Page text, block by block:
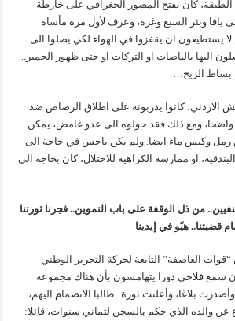
كان يفتح المصور الجغرافي على خارطة
وبئر السبع وغزة، وعرف لأول مرة مأساة
لا يستطيعون ان يقفزوا في الهواء لكي يصلوا الى
اليها بالباصات او التركات او حتى ظهور الحمير..
بساط الريح…
الاردني، كانوا يدربونه على اطلاق الرصاص ضد
واضحا، ومع ذلك فقد حولوه الى عدو غامض، يمكن
وكيس ماء ايضا. ولم يكن باجس في حاجة الى
او ممارسة الكراهية للاحتلال، كان بحاجة الى
..من ذل الوقفة على باب التموين..فجرنا ثورتنا
قضيتنا..هيّو في إيدينا
العاصفة” التابعة لحركة التحرير الوطني
سمع فلاحي دورا يتهامسون بأن هناك مجموعة
بلاغا، وأعلنت ثورة.. طالبا الانضمام اليهم،
عن والده الذي حكم بالسجن لثماني سنوات، قائلا: